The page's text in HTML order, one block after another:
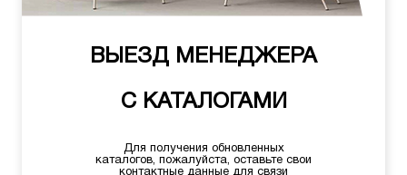
ВЫЕЗД МЕНЕДЖЕРА
С КАТАЛОГАМИ
Для получения обновленных
каталогов, пожалуйста, оставьте свои
контактные данные для связи